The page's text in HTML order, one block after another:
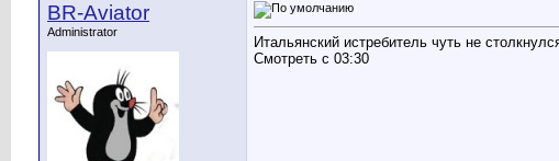
BR-Aviator
Administrator
Итальянский истребитель чуть не
Смотреть с 03:30